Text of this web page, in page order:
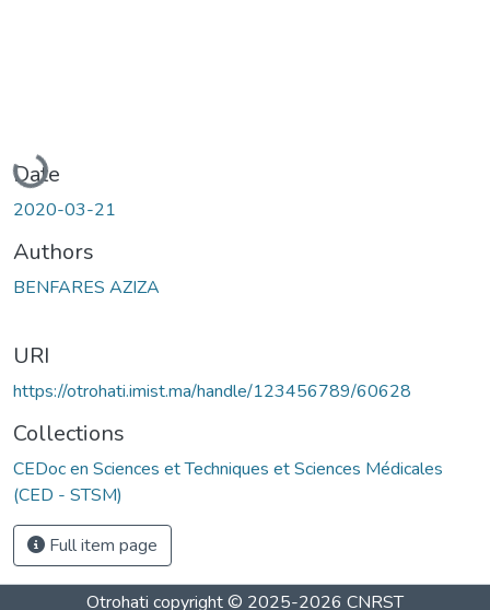
Loading...
Date
2020-03-21
Authors
BENFARES AZIZA
URI
https://otrohati.imist.ma/handle/123456789/60628
Collections
CEDoc en Sciences et Techniques et Sciences Médicales
(CED - STSM)
Full item page
Otrohati copyright © 2025-2026 CNRST